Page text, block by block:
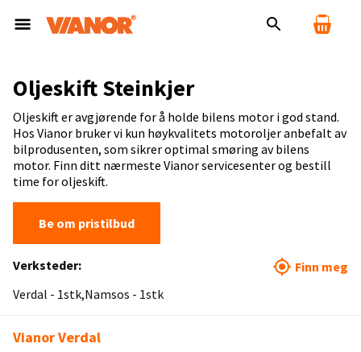
Oljeskift Steinkjer
Oljeskift er avgjørende for å holde bilens motor i god stand.
Hos Vianor bruker vi kun høykvalitets motoroljer anbefalt av
bilprodusenten, som sikrer optimal smøring av bilens
motor. Finn ditt nærmeste Vianor servicesenter og bestill
time for oljeskift.
Be om pristilbud
Verksteder:
Verdal - 1stk Namsos - 1stk
Finn meg
Vianor Verdal